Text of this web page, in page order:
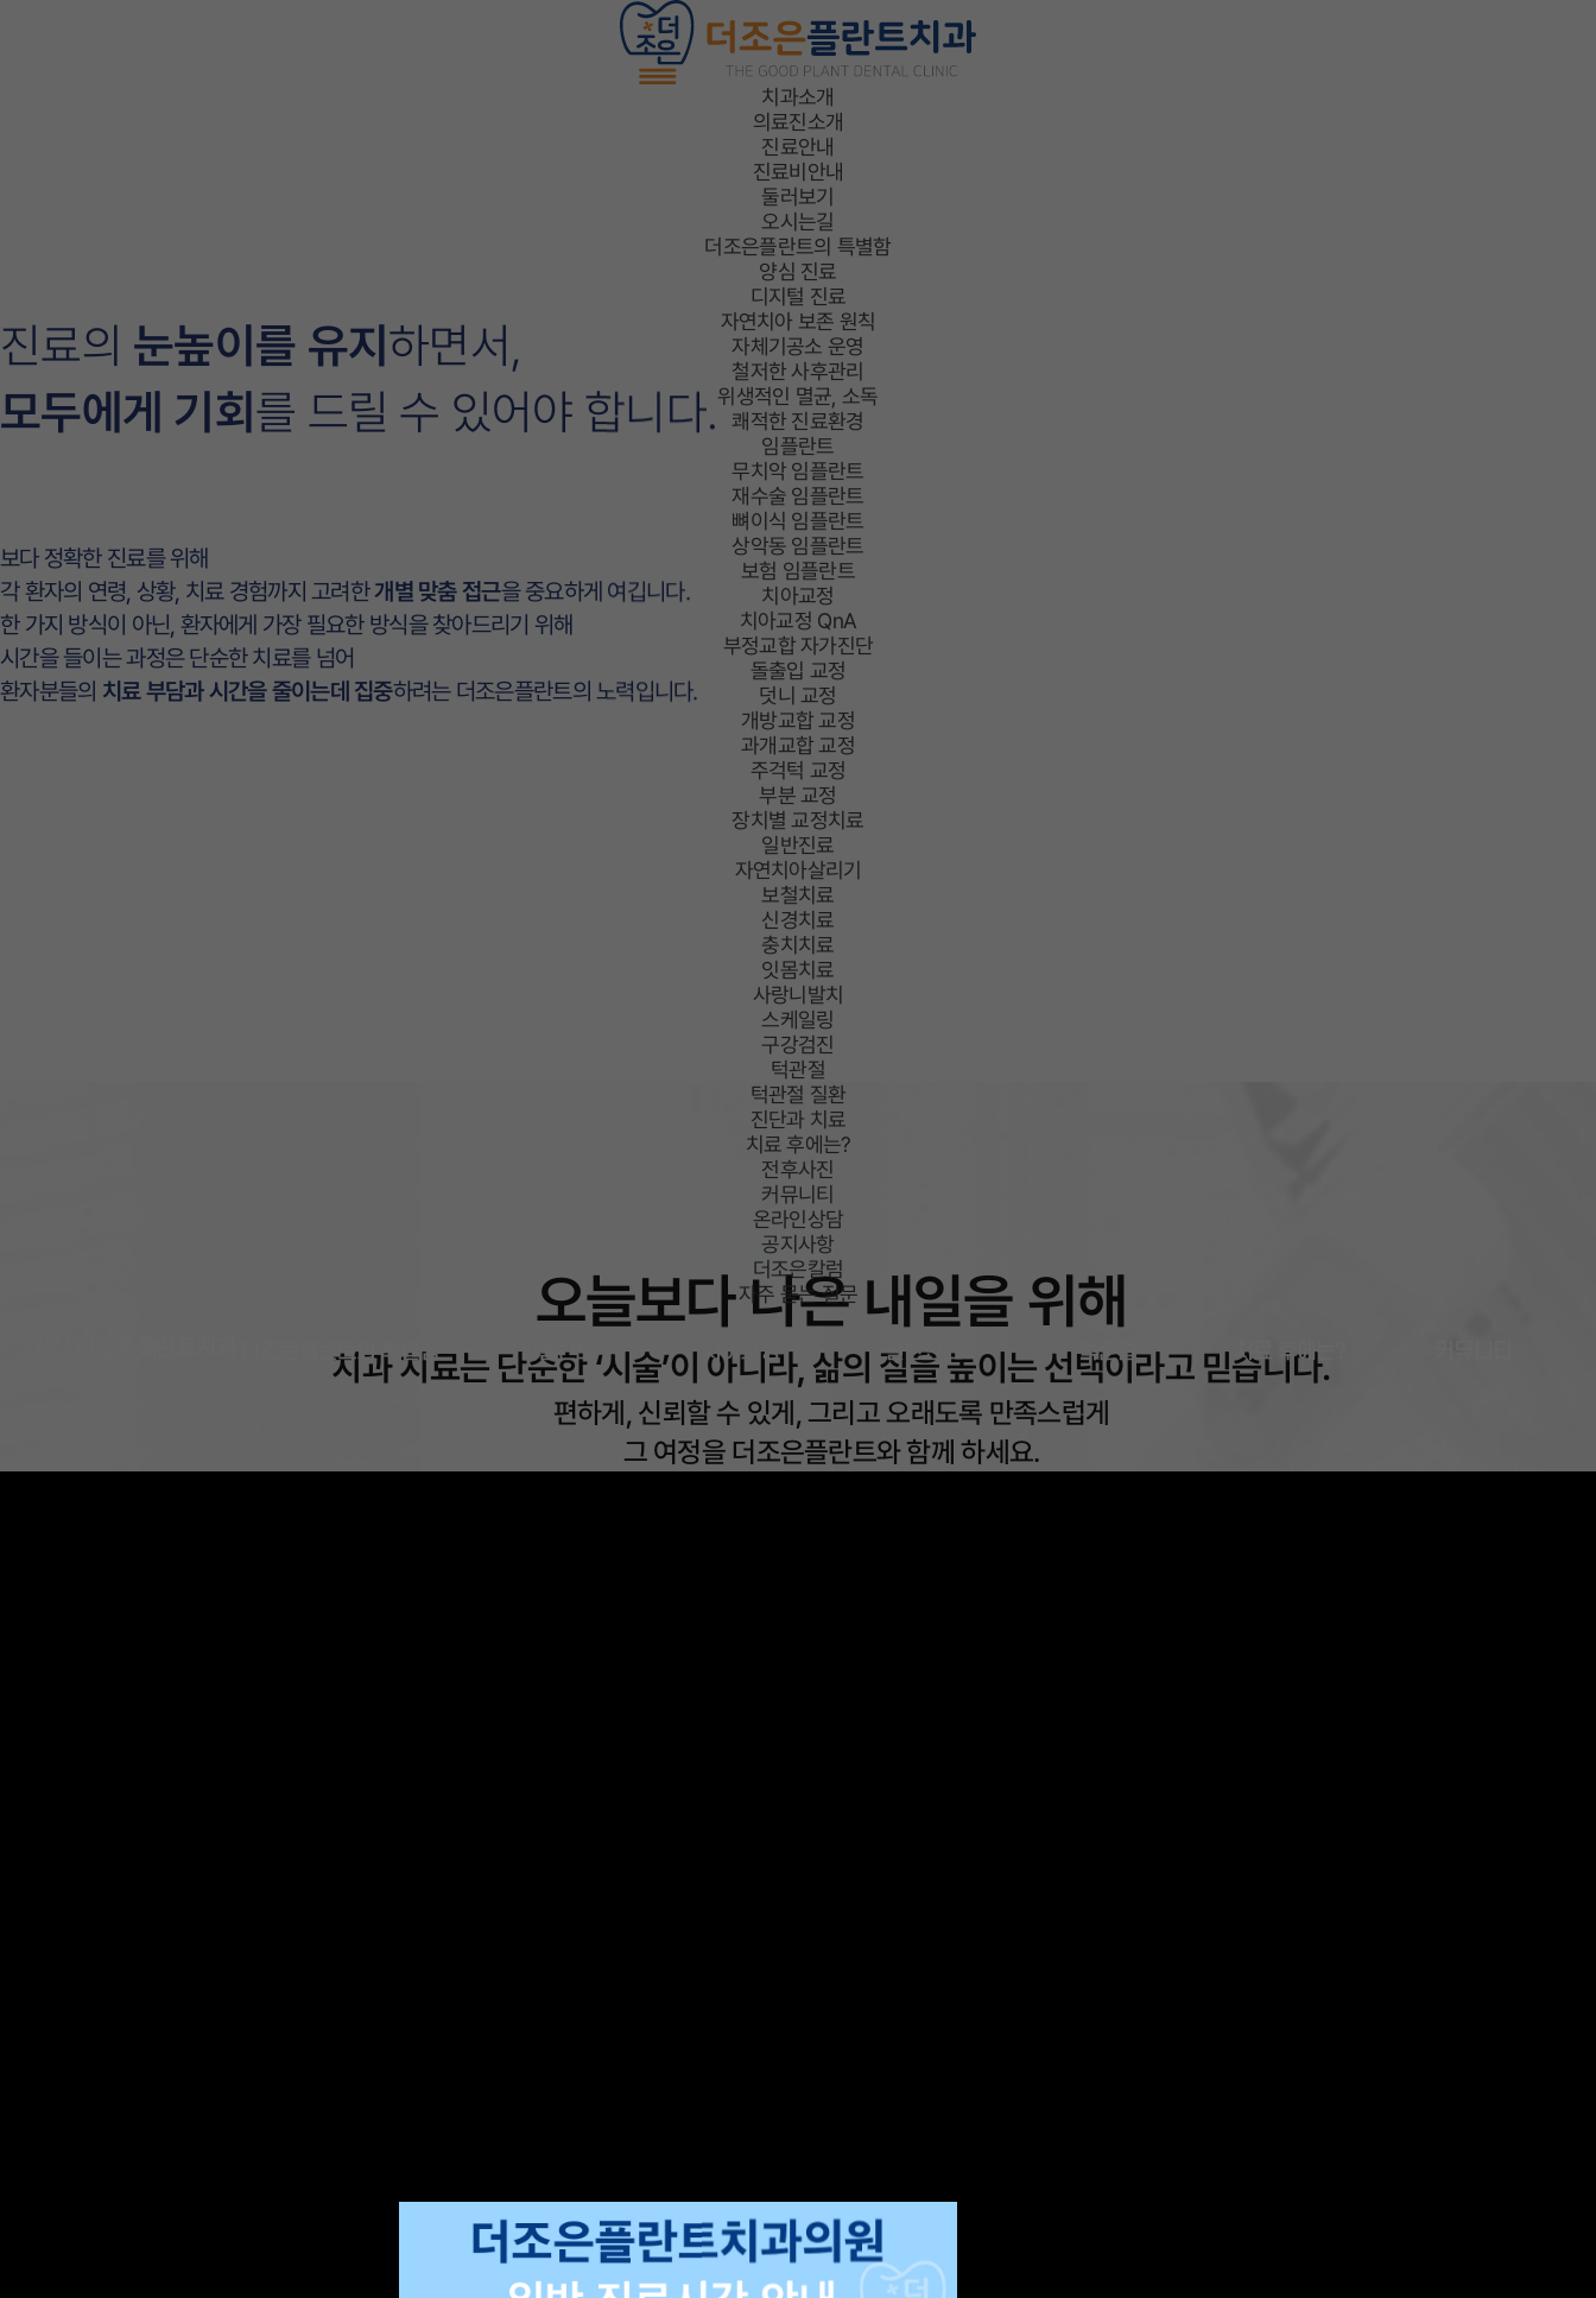
치과소개
의료진소개
진료안내
진료비안내
둘러보기
오시는길
더조은플란트의 특별함
양심 진료
디지털 진료
자연치아 보존 원칙
자체기공소 운영
철저한 사후관리
위생적인 멸균, 소독
쾌적한 진료환경
임플란트
무치악 임플란트
재수술 임플란트
뼈이식 임플란트
상악동 임플란트
보험 임플란트
치아교정
치아교정 QnA
부정교합 자가진단
돌출입 교정
덧니 교정
개방교합 교정
과개교합 교정
주걱턱 교정
부분 교정
장치별 교정치료
일반진료
자연치아살리기
보철치료
신경치료
충치치료
잇몸치료
사랑니발치
스케일링
구강검진
턱관절
턱관절 질환
진단과 치료
치료 후에는?
전후사진
커뮤니티
온라인상담
공지사항
더조은칼럼
자주 묻는 질문
더조은플란트의 특별함 임플란트 치아교정 일반진료 턱관절 치료 후에는?
울산 신정동 임플란트·치아교정 치과, 더조은플란트치과
턱관절 진료
진료의 눈높이를 유지 하면서,
모두에게 기회 를 드릴 수 있어야 합니다.
보다 정확한 진료를 위해
각 환자의 연령, 상황, 치료 경험까지 고려한개별 맞춤 접근을 중요하게 여깁니다.
한 가지 방식이 아닌, 환자에게 가장 필요한 방식을 찾아드리기 위해
시간을 들이는 과정은 단순한 치료를 넘어
환자분들의 치료 부담과 시간을 줄이는데 집중하려는 더조은플란트의 노력입니다.
오늘보다나은 내일을 위해
치과 치료는 단순한 ‘시술’이 아니라, 삶의 질을 높이는 선택이라고 믿습니다.
편하게, 신뢰할 수 있게, 그리고 오래도록 만족스럽게
그 여정을 더조은플란트와 함께 하세요.